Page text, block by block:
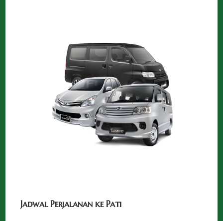
Jadwal Perjalanan ke Pati